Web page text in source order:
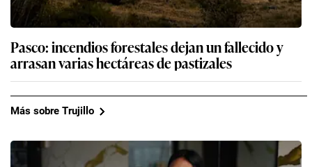
Pasco: incendios forestales dejan un fallecido y
arrasan varias hectáreas de pastizales
Más sobre Trujillo